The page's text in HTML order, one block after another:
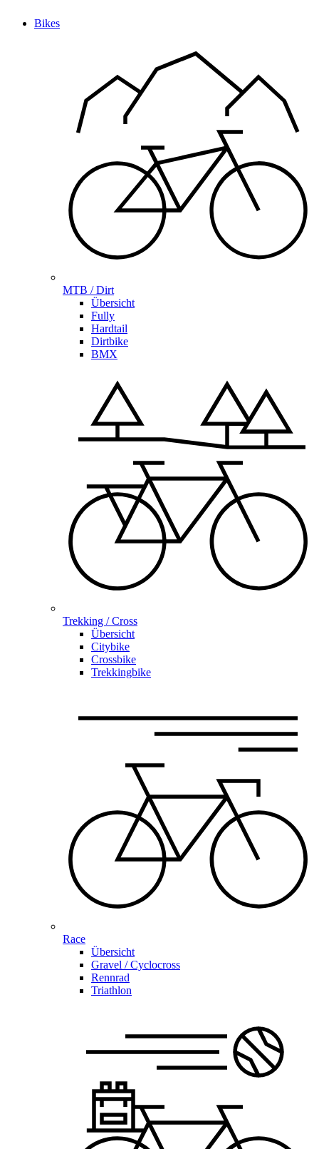
Bikes
MTB / Dirt
Übersicht
Fully
Hardtail
Dirtbike
BMX
Trekking / Cross
Übersicht
Citybike
Crossbike
Trekkingbike
Race
Übersicht
Gravel / Cyclocross
Rennrad
Triathlon